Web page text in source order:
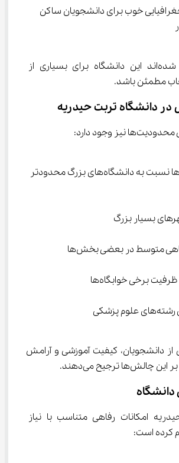
خوب برای دانشجویان ساکن
این موارد باعث شده‌اند این دانشگاه برای بسیاری از
مطمئن باشد.
دانشگاه تربت حیدریه
نیز وجود دارد:
تنوع رشته‌ها نسبت به دانشگاه‌های بزرگ محدودتر
بسیار بزرگ
متوسط در بعضی بخش‌ها
برخی خوابگاه‌ها
پزشکی
از دانشجویان، کیفیت آموزشی و آرامش
ترجیح می‌دهند.
دانشگاه
امکانات رفاهی متناسب با نیاز
کرده است: